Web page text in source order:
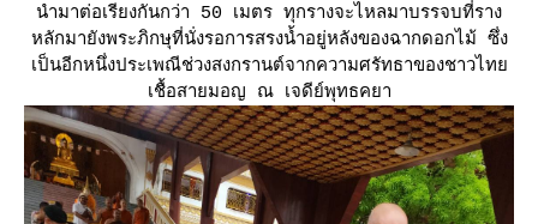
นำมาต่อเรียงกันกว่า 50 เมตร ทุกรางจะไหลมาบรรจบที่ราง
หลักมายังพระภิกษุที่นั่งรอการสรงน้ำอยู่หลังของฉากดอกไม้ ซึ่ง
เป็นอีกหนึ่งประเพณีช่วงสงกรานต์จากความศรัทธาของชาวไท
เชื้อสายมอญ ณ เจดีย์พุทธคยา